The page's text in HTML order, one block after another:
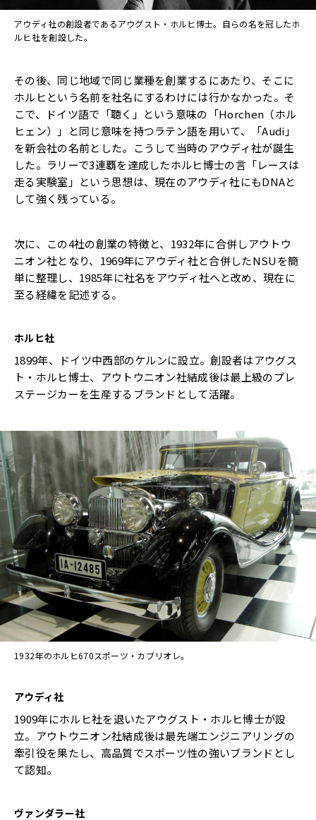
アウディ社の創設者であるアウグスト・ホルヒ博士。自らの名を冠したホ
ルヒ社を創設した。
その後、同じ地域で同じ業種を創業するにあたり、そこに
ホルヒという名前を社名にするわけには行かなかった。そ
こで、ドイツ語で「聴く」という意味の「Horchen（ホル
ヒェン）」と同じ意味を持つラテン語を用いて、「Audi」
を新会社の名前とした。こうして当時のアウディ社が誕生
した。ラリーで3連覇を達成したホルヒ博士の言「レースは
走る実験室」という思想は、現在のアウディ社にもDNAと
して強く残っている。
次に、この4社の創業の特徴と、1932年に合併しアウトウ
ニオン社となり、1969年にアウディ社と合併したNSUを簡
単に整理し、1985年に社名をアウディ社へと改め、現在に
至る経緯を記述する。
ホルヒ社
1899年、ドイツ中西部のケルンに設立。創設者はアウグス
ト・ホルヒ博士、アウトウニオン社結成後は最上級のプレ
ステージカーを生産するブランドとして活躍。
1932年のホルヒ670スポーツ・カブリオレ。
アウディ社
1909年にホルヒ社を退いたアウグスト・ホルヒ博士が設
立。アウトウニオン社結成後は最先端エンジニアリングの
牽引役を果たし、高品質でスポーツ性の強いブランドとし
て認知。
ヴァンダラー社